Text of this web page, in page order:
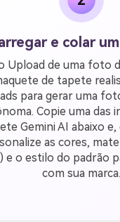
e colar
Upload de uma foto
de tapete
para gerar uma
Copie uma das
Gemini AI abaixo e,
as cores,
e o estilo do padrão
com sua marca.